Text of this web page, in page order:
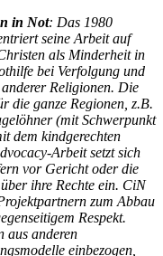
in Not: Das 1980
seine Arbeit auf
als Minderheit in
bei Verfolgung und
Religionen. Die
die ganze Regionen, z.B.
(mit Schwerpunkt
dem kindgerechten
Arbeit setzt sich
vor Gericht oder die
ihre Rechte ein. CiN
zum Abbau
Respekt.
aus anderen
einbezogen,